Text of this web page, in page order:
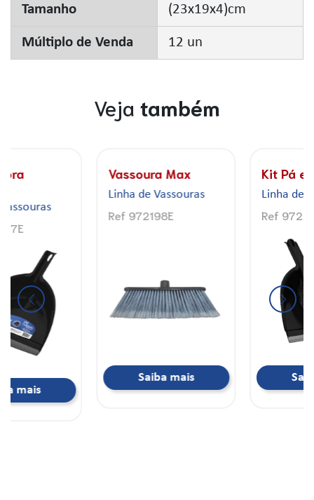
Tamanho (23x19x4)cm
Múltiplo de Venda 12 un
Veja também
Kit Pá e Espanador
Linha de Vassouras
Ref 972208E
Saiba mais
Vassoura Escovão
Saiba mais